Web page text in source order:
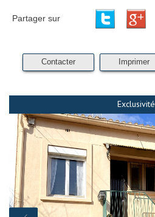
Partager sur
Contacter Imprimer
Exclusivité